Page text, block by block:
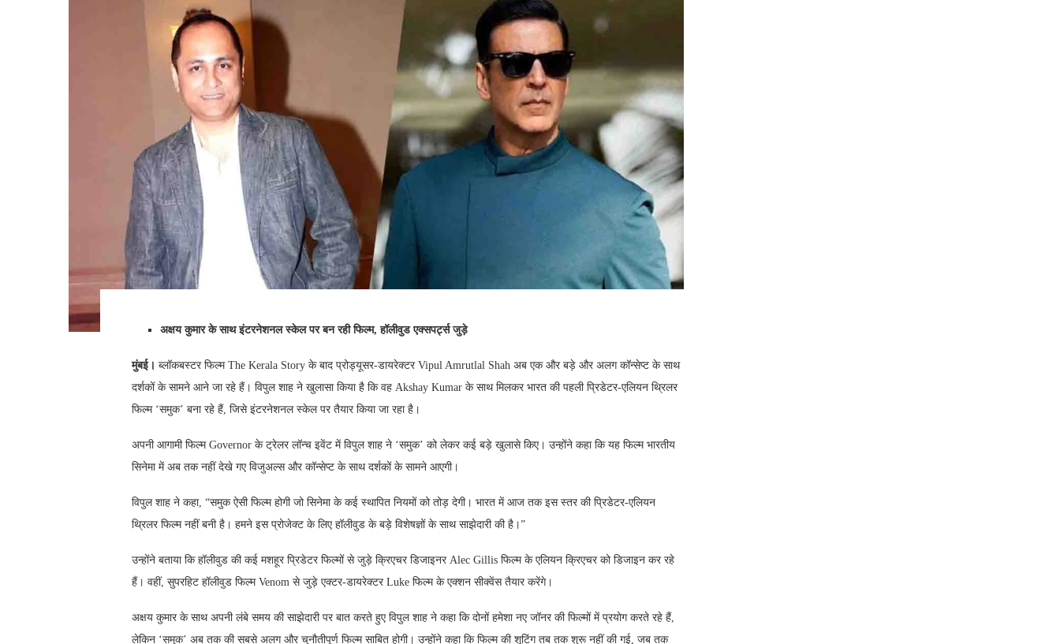
अक्षय कुमार के साथ इंटरनेशनल स्केल पर बन रही फिल्म, हॉलीवुड एक्सपर्ट्स जुड़े
मुंबई। ब्लॉकबस्टर फिल्म The Kerala Story के बाद प्रोड्यूसर-डायरेक्टर Vipul Amrutlal Shah अब एक और बड़े और अलग कॉन्सेप्ट के साथ
दर्शकों के सामने आने जा रहे हैं। विपुल शाह ने खुलासा किया है कि वह Akshay Kumar के साथ मिलकर भारत की पहली प्रिडेटर-एलियन थ्रिलर
फिल्म ‘समुक’ बना रहे हैं, जिसे इंटरनेशनल स्केल पर तैयार किया जा रहा है।
अपनी आगामी फिल्म Governor के ट्रेलर लॉन्च इवेंट में विपुल शाह ने ‘समुक’ को लेकर कई बड़े खुलासे किए। उन्होंने कहा कि यह फिल्म भारतीय
सिनेमा में अब तक नहीं देखे गए विजुअल्स और कॉन्सेप्ट के साथ दर्शकों के सामने आएगी।
विपुल शाह ने कहा, “समुक ऐसी फिल्म होगी जो सिनेमा के कई स्थापित नियमों को तोड़ देगी। भारत में आज तक इस स्तर की प्रिडेटर-एलियन
थ्रिलर फिल्म नहीं बनी है। हमने इस प्रोजेक्ट के लिए हॉलीवुड के बड़े विशेषज्ञों के साथ साझेदारी की है।”
उन्होंने बताया कि हॉलीवुड की कई मशहूर प्रिडेटर फिल्मों से जुड़े क्रिएचर डिजाइनर Alec Gillis फिल्म के एलियन क्रिएचर को डिजाइन कर रहे
हैं। वहीं, सुपरहिट हॉलीवुड फिल्म Venom से जुड़े एक्टर-डायरेक्टर Luke फिल्म के एक्शन सीक्वेंस तैयार करेंगे।
अक्षय कुमार के साथ अपनी लंबे समय की साझेदारी पर बात करते हुए विपुल शाह ने कहा कि दोनों हमेशा नए जॉनर की फिल्मों में प्रयोग करते रहे हैं,
लेकिन ‘समुक’ अब तक की सबसे अलग और चुनौतीपूर्ण फिल्म साबित होगी। उन्होंने कहा कि फिल्म की शूटिंग तब तक शुरू नहीं की गई, जब तक